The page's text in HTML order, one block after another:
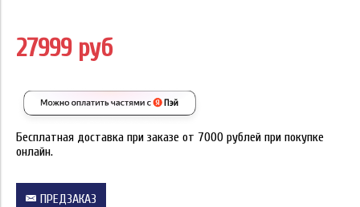
27999 руб
Бесплатная доставка при заказе от 7000 рублей при покупке
онлайн.
ПРЕДЗАКАЗ